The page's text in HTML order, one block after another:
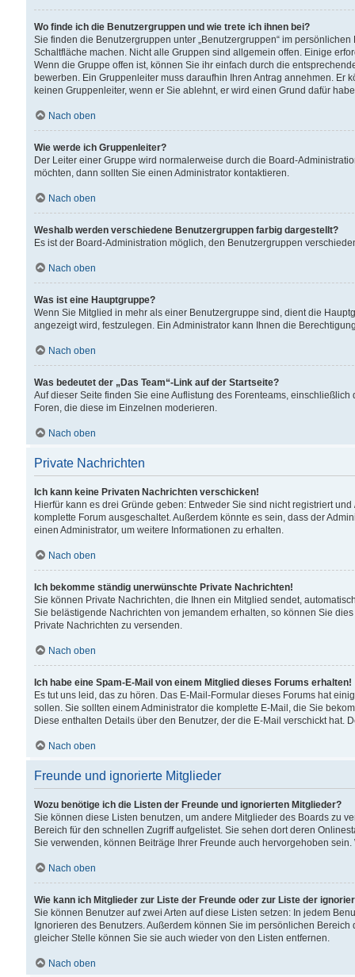
Wo finde ich die Benutzergruppen und wie trete ich ihnen bei?
Sie finden die Benutzergruppen unter „Benutzergruppen“ im
Schaltfläche machen. Nicht alle Gruppen sind allgemein offen. Einige
Wenn die Gruppe offen ist, können Sie ihr einfach durch die
bewerben. Ein Gruppenleiter muss daraufhin Ihren Antrag annehmen.
keinen Gruppenleiter, wenn er Sie ablehnt, er wird einen Grund dafür
Nach oben
Wie werde ich Gruppenleiter?
Der Leiter einer Gruppe wird normalerweise durch die Board-
möchten, dann sollten Sie einen Administrator kontaktieren.
Nach oben
Weshalb werden verschiedene Benutzergruppen farbig dargestellt?
Es ist der Board-Administration möglich, den Benutzergruppen
Nach oben
Was ist eine Hauptgruppe?
Wenn Sie Mitglied in mehr als einer Benutzergruppe sind, dient die
angezeigt wird, festzulegen. Ein Administrator kann Ihnen die
Nach oben
Was bedeutet der „Das Team“-Link auf der Startseite?
Auf dieser Seite finden Sie eine Auflistung des Forenteams,
Foren, die diese im Einzelnen moderieren.
Nach oben
Private Nachrichten
Ich kann keine Privaten Nachrichten verschicken!
Hierfür kann es drei Gründe geben: Entweder Sie sind nicht registriert
komplette Forum ausgeschaltet. Außerdem könnte es sein, dass der
einen Administrator, um weitere Informationen zu erhalten.
Nach oben
Ich bekomme ständig unerwünschte Private Nachrichten!
Sie können Private Nachrichten, die Ihnen ein Mitglied sendet,
Sie belästigende Nachrichten von jemandem erhalten, so können Sie
Private Nachrichten zu versenden.
Nach oben
Ich habe eine Spam-E-Mail von einem Mitglied dieses Forums erhalten!
Es tut uns leid, das zu hören. Das E-Mail-Formular dieses Forums hat
sollen. Sie sollten einem Administrator die komplette E-Mail, die Sie
Diese enthalten Details über den Benutzer, der die E-Mail verschickt hat.
Nach oben
Freunde und ignorierte Mitglieder
Wozu benötige ich die Listen der Freunde und ignorierten Mitglieder?
Sie können diese Listen benutzen, um andere Mitglieder des Boards zu
Bereich für den schnellen Zugriff aufgelistet. Sie sehen dort deren
Sie verwenden, können Beiträge Ihrer Freunde auch hervorgehoben
Nach oben
Wie kann ich Mitglieder zur Liste der Freunde oder zur Liste der
Sie können Benutzer auf zwei Arten auf diese Listen setzen: In jedem
Ignorieren des Benutzers. Außerdem können Sie im persönlichen
gleicher Stelle können Sie sie auch wieder von den Listen entfernen.
Nach oben